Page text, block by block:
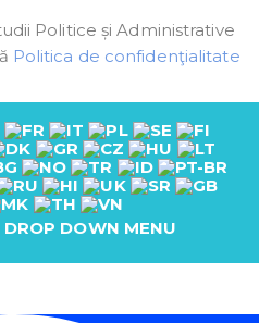
Politice și Administrative
Politica de confidenţialitate